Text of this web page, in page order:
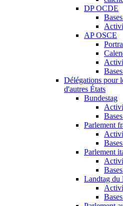
DP OCDE
AP OSCE
Délégations pour
d'autres États
Bundestag
Parlement
Parlement
Landtag du